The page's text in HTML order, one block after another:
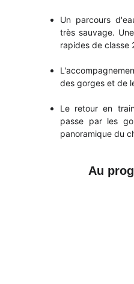
Un parcours
très sauvage.
rapides de classe
des gorges et de
Le retour en
passe par les
panoramique du
Au